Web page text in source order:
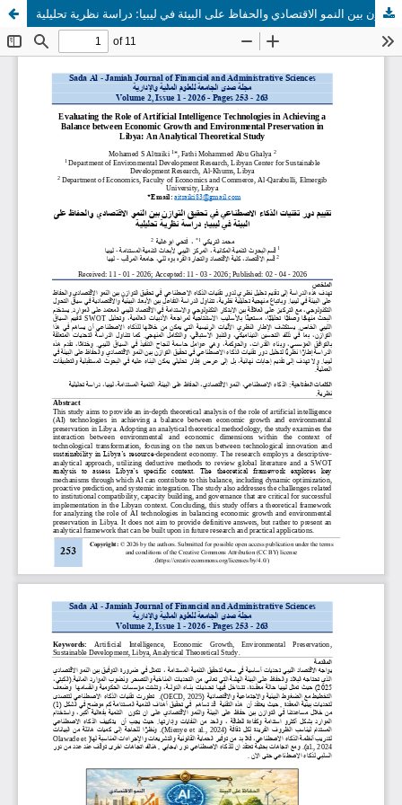
تقييم دور تقنيات الذكاء الاصطناعي في تحقيق التوازن بين النمو الاقتصادي والحفاظ على البيئة في ليبيا: دراسة نظرية تحليلية